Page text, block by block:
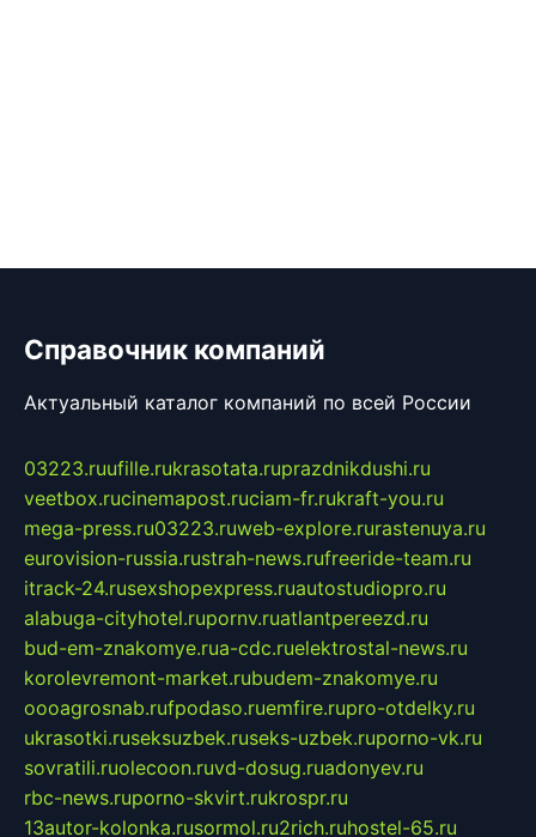
Справочник компаний
Актуальный каталог компаний по всей России
03223.ruufille.rukrasotata.ruprazdnikdushi.ru
veetbox.rucinemapost.ruciam-fr.rukraft-you.ru
mega-press.ru03223.ruweb-explore.rurastenuya.ru
eurovision-russia.rustrah-news.rufreeride-team.ru
itrack-24.rusexshopexpress.ruautostudiopro.ru
alabuga-cityhotel.rupornv.ruatlantpereezd.ru
bud-em-znakomye.rua-cdc.ruelektrostal-news.ru
korolevremont-market.rubudem-znakomye.ru
oooagrosnab.rufpodaso.ruemfire.rupro-otdelky.ru
ukrasotki.ruseksuzbek.ruseks-uzbek.ruporno-vk.ru
sovratili.ruolecoon.ruvd-dosug.ruadonyev.ru
rbc-news.ruporno-skvirt.rukrospr.ru
13autor-kolonka.rusormol.ru2rich.ruhostel-65.ru